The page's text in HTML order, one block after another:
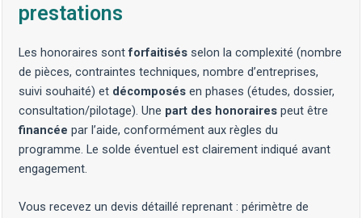
prestations
Les honoraires sontforfaitisés selon la complexité (nombre
de pièces, contraintes techniques, nombre d’entreprises,
suivi souhaité) et décomposés en phases (études, dossier,
consultation/pilotage). Une part des honoraires peut être
financée par l’aide, conformément aux règles du
programme. Le solde éventuel est clairement indiqué avant
engagement.
Vous recevez un devis détaillé reprenant : périmètre de